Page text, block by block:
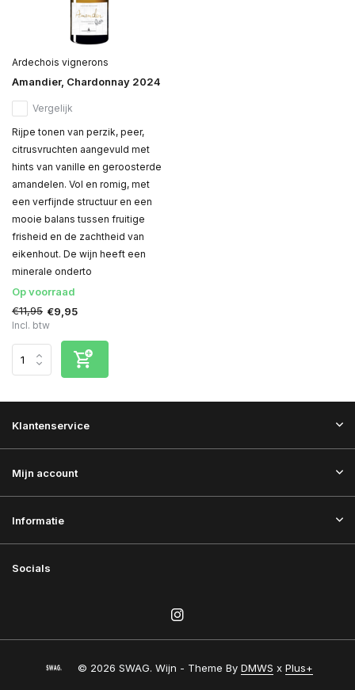
Ardechois vignerons
Amandier, Chardonnay 2024
Vergelijk
Rijpe tonen van perzik, peer,
citrusvruchten aangevuld met
hints van vanille en geroosterde
amandelen. Vol en romig, met
een verfijnde structuur en een
mooie balans tussen fruitige
frisheid en de zachtheid van
eikenhout. De wijn heeft een
minerale onderto
Op voorraad
€11,95 €9,95
Incl. btw
Klantenservice
Mijn account
Informatie
Socials
© 2026 SWAG. Wijn - Theme By DMWS x Plus+